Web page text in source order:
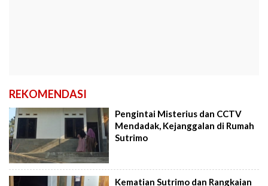
REKOMENDASI
Pengintai Misterius dan CCTV
Mendadak, Kejanggalan di Rumah
Sutrimo
Kematian Sutrimo dan Rangkaian